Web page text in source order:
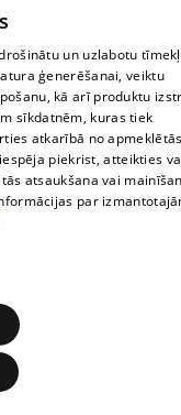
un uzlabotu
ģenerēšanai, veiktu
kā arī produktu
sīkdatnēm, kuras tiek
atkarībā no
piekrist, atteikties
atsaukšana vai
par